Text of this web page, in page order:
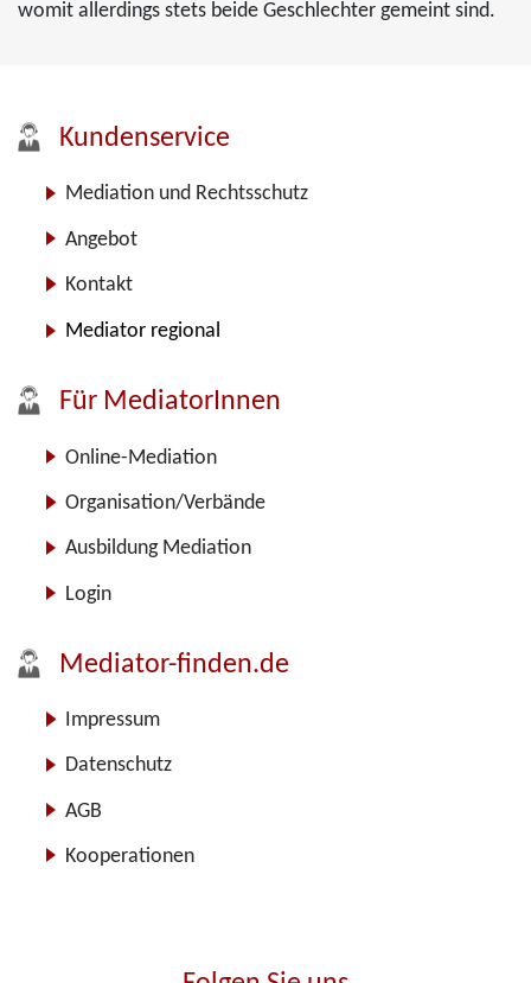
womit allerdings stets beide Geschlechter gemeint sind.
Kundenservice
Mediation und Rechtsschutz
Angebot
Kontakt
Mediator regional
Für MediatorInnen
Online-Mediation
Organisation/Verbände
Ausbildung Mediation
Login
Mediator-finden.de
Impressum
Datenschutz
AGB
Kooperationen